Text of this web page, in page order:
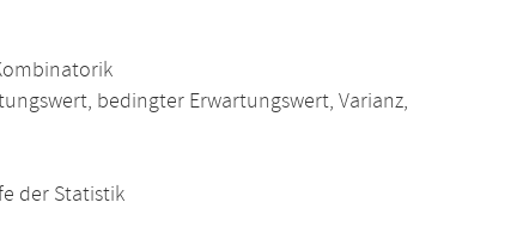
bedingter Erwartungswert, Varianz,
der Statistik